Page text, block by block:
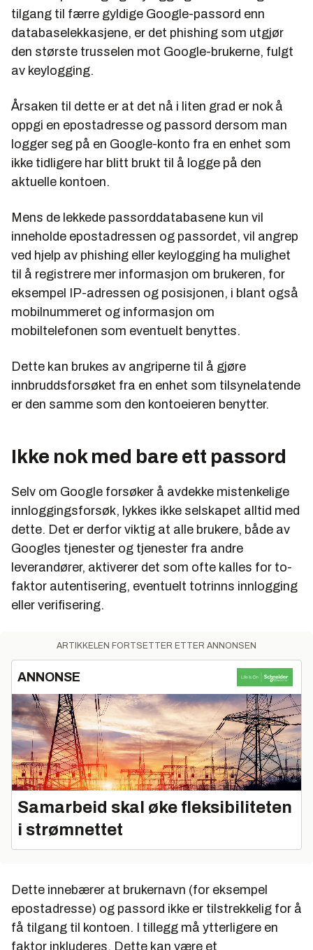
tilgang til færre gyldige Google-passord enn
databaselekkasjene, er det phishing som utgjør
den største trusselen mot Google-brukerne, fulgt
av keylogging.
Årsaken til dette er at det nå i liten grad er nok å
oppgi en epostadresse og passord dersom man
logger seg på en Google-konto fra en enhet som
ikke tidligere har blitt brukt til å logge på den
aktuelle kontoen.
Mens de lekkede passorddatabasene kun vil
inneholde epostadressen og passordet, vil angrep
ved hjelp av phishing eller keylogging ha mulighet
til å registrere mer informasjon om brukeren, for
eksempel IP-adressen og posisjonen, i blant også
mobilnummeret og informasjon om
mobiltelefonen som eventuelt benyttes.
Dette kan brukes av angriperne til å gjøre
innbruddsforsøket fra en enhet som tilsynelatende
er den samme som den kontoeieren benytter.
Ikke nok med bare ett passord
Selv om Google forsøker å avdekke mistenkelige
innloggingsforsøk, lykkes ikke selskapet alltid med
dette. Det er derfor viktig at alle brukere, både av
Googles tjenester og tjenester fra andre
leverandører, aktiverer det som ofte kalles for to-
faktor autentisering, eventuelt totrinns innlogging
eller verifisering.
ARTIKKELEN FORTSETTER ETTER ANNONSEN
ANNONSE
Samarbeid skal øke fleksibiliteten
i strømnettet
Dette innebærer at brukernavn (for eksempel
epostadresse) og passord ikke er tilstrekkelig for å
få tilgang til kontoen. I tillegg må ytterligere en
faktor inkluderes. Dette kan være et